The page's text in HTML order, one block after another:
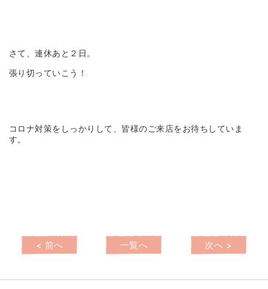
さて、連休あと２日。
張り切っていこう！
コロナ対策をしっかりして、皆様のご来店をお待ちしていま
す。
< 前へ 一覧へ 次へ >